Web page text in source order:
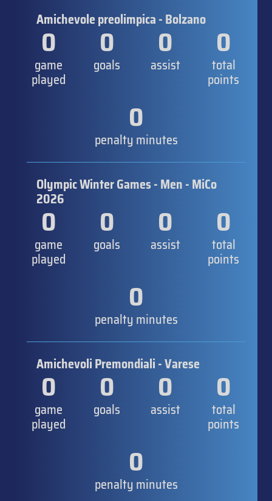
Amichevole preolimpica - Bolzano
0
game
played
0
goals
0
assist
0
total
points
0
penalty minutes
Olympic Winter Games - Men - MiCo
2026
0
game
played
0
goals
0
assist
0
total
points
0
penalty minutes
Amichevoli Premondiali - Varese
0
game
played
0
goals
0
assist
0
total
points
0
penalty minutes